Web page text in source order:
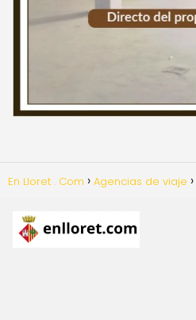
En Lloret . Com Agencias de viaje